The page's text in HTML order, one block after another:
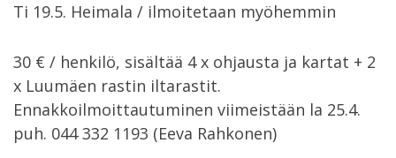
Ti 19.5. Heimala / ilmoitetaan myöhemmin
30 € / henkilö, sisältää 4 x ohjausta ja kartat + 2
x Luumäen rastin iltarastit.
Ennakkoilmoittautuminen viimeistään la 25.4.
puh. 044 332 1193 (Eeva Rahkonen)